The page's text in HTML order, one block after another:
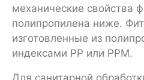
механические свойства
полипропилена ниже.
изготовленные из
индексами PP или РРМ.
Для санитарной